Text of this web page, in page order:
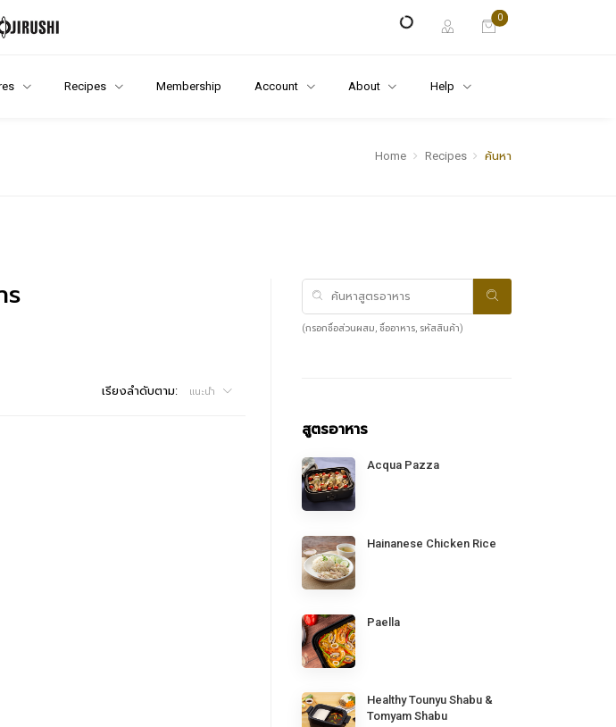
0
Recipes Membership Account About Help
Home Recipes ค้นหา
ร
เรียงลำดับตาม: แนะนำ
(กรอกชื่อส่วนผสม, ชื่ออาหาร, รหัสสินค้า)
สูตรอาหาร
Acqua Pazza
Hainanese Chicken Rice
Paella
Healthy Tounyu Shabu &
Tomyam Shabu